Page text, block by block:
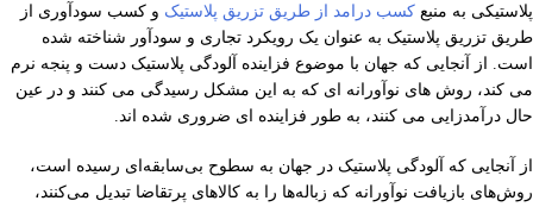
پلاستیکی به منبع کسب درامد از طریق تزریق پلاستیک و کسب سودآوری از
طریق تزریق پلاستیک به عنوان یک رویکرد تجاری و سودآور شناخته شده
است. از آنجایی که جهان با موضوع فزاینده آلودگی پلاستیک دست و پنجه نرم
می کند، روش های نوآورانه ای که به این مشکل رسیدگی می کنند و در عین
حال درآمدزایی می کنند، به طور فزاینده ای ضروری شده اند.
از آنجایی که آلودگی پلاستیک در جهان به سطوح بی‌سابقه‌ای رسیده است،
روش‌های بازیافت نوآورانه که زباله‌ها را به کالاهای پرتقاضا تبدیل می‌کنند،